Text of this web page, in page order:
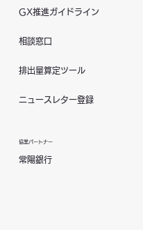
GX推進ガイドライン
相談窓口
排出量算定ツール
ニュースレター登録
協業パートナー
常陽銀行